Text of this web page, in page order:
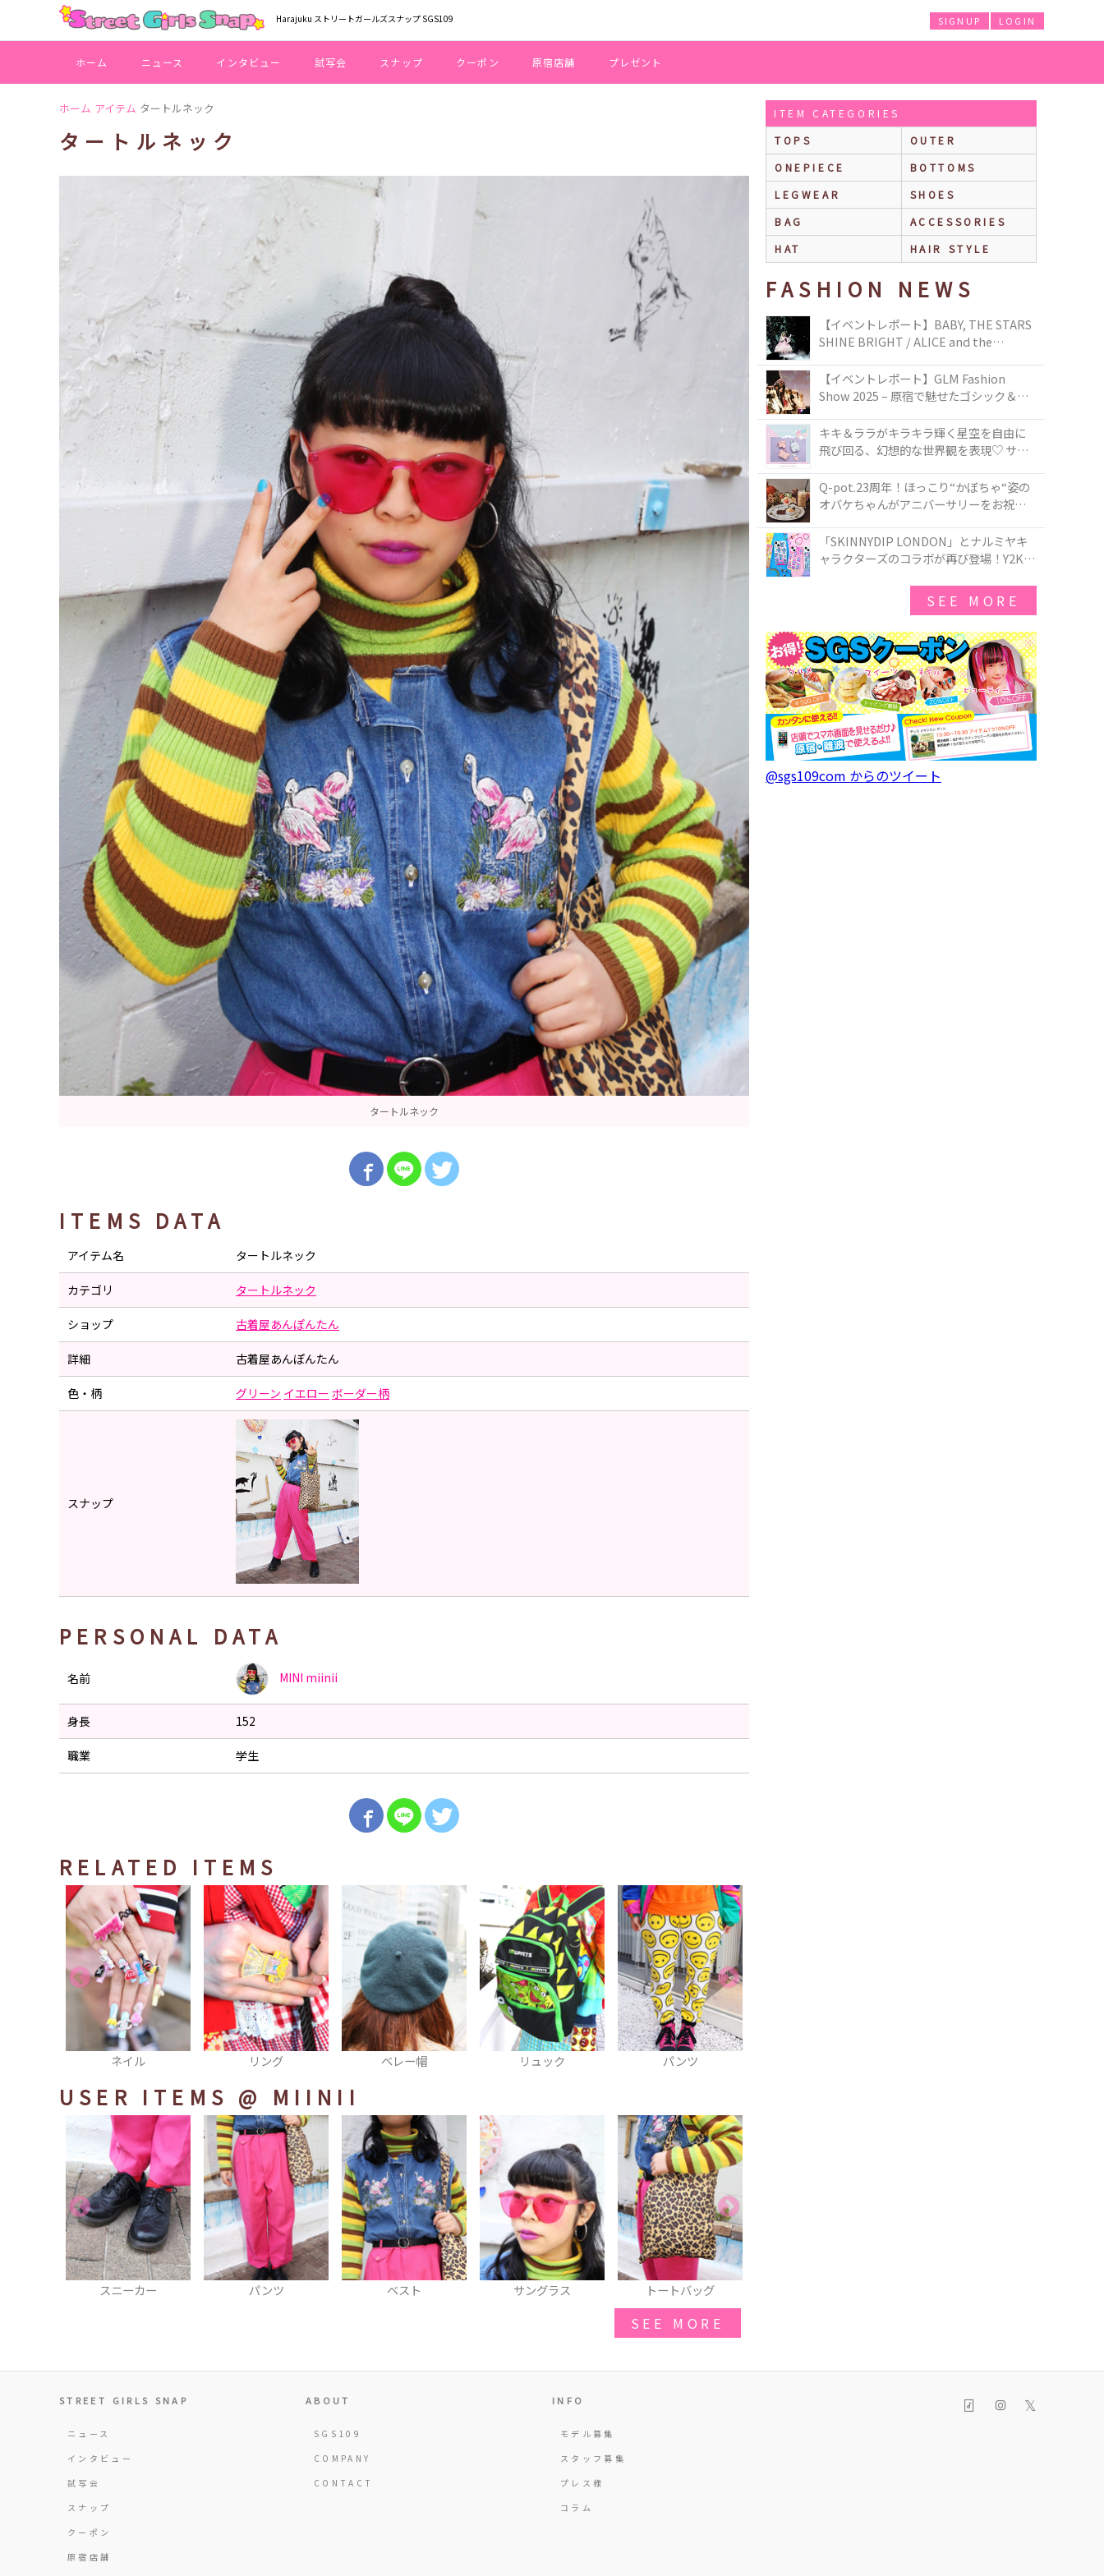
Harajuku ストリートガールズスナップ SGS109 LOGIN
SIGNUP
ホーム ニュース インタビュー 試写会 スナップ クーポン 原宿店舗 プレゼント
ホーム アイテム タートルネック
タートルネック
タートルネック
ITEMS DATA
アイテム名 タートルネック
カテゴリ タートルネック
ショップ 古着屋あんぽんたん
詳細 古着屋あんぽんたん
色・柄 グリーン イエロー ボーダー柄
スナップ
PERSONAL DATA
名前 MINI miinii
身長 152
職業 学生
RELATED ITEMS
ネイル リング ベレー帽 リュック パンツ
USER ITEMS @ MIINII
スニーカー パンツ ベスト サングラス トートバッグ
SEE MORE
ITEM CATEGORIES
TOPS
OUTER
ONEPIECE
BOTTOMS
LEGWEAR
SHOES
BAG
ACCESSORIES
HAT
HAIR STYLE
FASHION NEWS
【イベントレポート】BABY, THE STARS
SHINE BRIGHT / ALICE and the
TOKYO
【イベントレポート】GLM Fashion
Show 2025 – 原宿で魅せたゴシック＆ロ
キキ＆ララがキラキラ輝く星空を自由に
飛び回る、幻想的な世界観を表現♡ サマ
50周年アニバーサリーイヤー』を記念し
たコレクションが登場
Q-pot.23周年！ほっこり“かぼちゃ“姿の
オバケちゃんがアニバーサリーをお祝い
ー」が新発売！Q-pot CAFE.では「かぼち
ゃのオバケーキプレート」も登場
「SKINNYDIP LONDON」とナルミヤキ
ャラクターズのコラボが再び登場！Y2Kム
SEE MORE
@sgs109com からのツイート
STREET GIRLS SNAP
ニュース
インタビュー
試写会
スナップ
クーポン
原宿店舗
ABOUT
SGS109
COMPANY
CONTACT
INFO
モデル募集
スタッフ募集
プレス様
コラム
𝕏